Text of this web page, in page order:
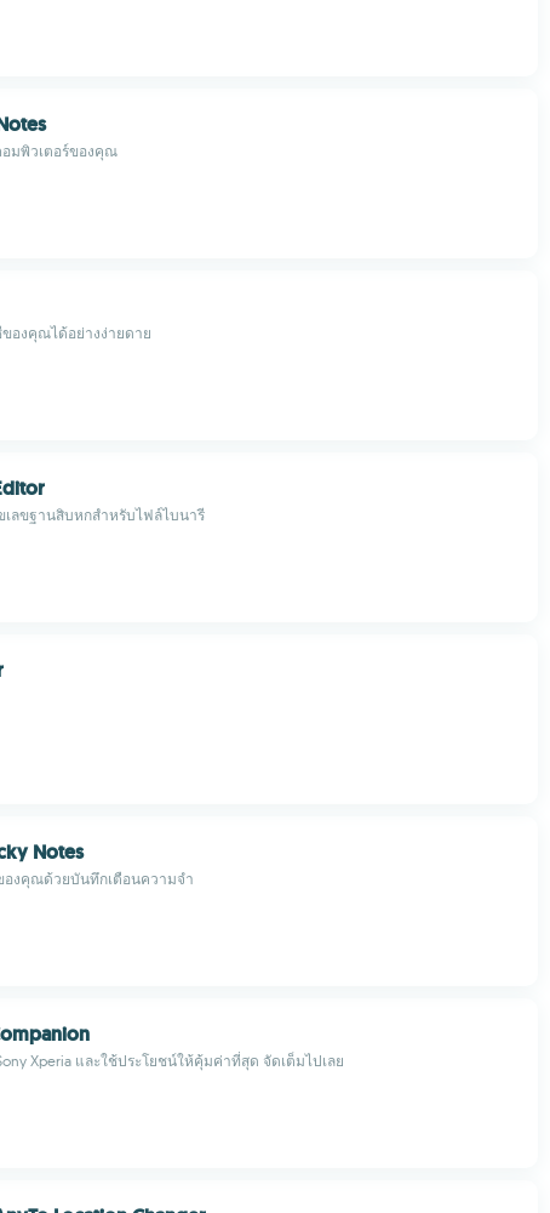
มพิวเตอร์ของคุณ
องคุณได้อย่างง่ายดาย
เลขฐานสิบหกสำหรับไฟล์ไบนารี
Notes
องคุณด้วยบันทึกเตือนความจำ
Xperia และใช้ประโยชน์ให้คุ้มค่าที่สุด จัดเต็มไปเลย